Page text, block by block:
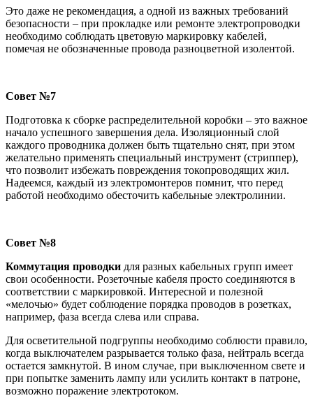
Это даже не рекомендация, а одной из важных требований
безопасности – при прокладке или ремонте электропроводки
необходимо соблюдать цветовую маркировку кабелей,
помечая не обозначенные провода разноцветной изолентой.
Совет №7
Подготовка к сборке распределительной коробки – это важное
начало успешного завершения дела. Изоляционный слой
каждого проводника должен быть тщательно снят, при этом
желательно применять специальный инструмент (стриппер),
что позволит избежать повреждения токопроводящих жил.
Надеемся, каждый из электромонтеров помнит, что перед
работой необходимо обесточить кабельные электролинии.
Совет №8
Коммутация проводки для разных кабельных групп имеет
свои особенности. Розеточные кабеля просто соединяются в
соответствии с маркировкой. Интересной и полезной
«мелочью» будет соблюдение порядка проводов в розетках,
например, фаза всегда слева или справа.
Для осветительной подгруппы необходимо соблюсти правило,
когда выключателем разрывается только фаза, нейтраль всегда
остается замкнутой. В ином случае, при выключенном свете и
при попытке заменить лампу или усилить контакт в патроне,
возможно поражение электротоком.